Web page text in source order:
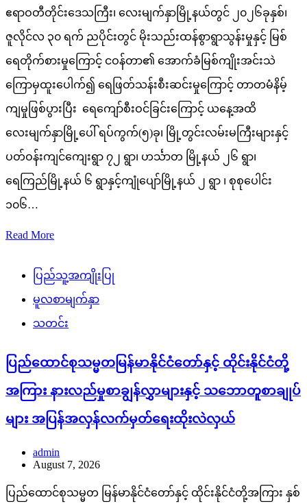
ဧရာဝတီတိုင်းဒေသကြီး၊ လေးမျက်နှာမြို့နယ်တွင် ၂၀၂၆ခုနှစ်၊
ဇူလိုင်လ ၃၀ ရက် ညပိုင်းတွင် မိုးသည်းထန်စွာရွာသွန်းမှုနှင့် မြစ်
ရေတိုက်စားမှုကြောင့် ငဝန်တာ၏ အောက်ခံမြစ်ကျိုးအင်းသဲ
ကြောမှထူးပေါက်၍ ရေဖြတ်သန်းစီးဆင်းမှုကြောင့် တာတမံနိမ့်
ကျမှုဖြစ်ပွားပြီး ရေကျော်စီးဝင်ခြင်းကြောင့် ယနေ့အထိ
လေးမျက်နှာမြို့ပေါ် ရပ်ကွက်(၅)ခု၊ မြို့တွင်းလမ်းမကြီးများနှင့်
ပတ်ဝန်းကျင်ကျေးရွာ ၇၂ ရွာ၊ ဟင်္သာတ မြို့နယ် ၂၆ ရွာ၊
ရေကြည်မြို့နယ် ၆ ရွာနှင့်ကျုံပျော်မြို့နယ် ၂ ရွာ ၊ စုစုပေါင်း
၁၀၆…
Read More
ပြည်သူ့အကျိုးပြု
မူလစာမျက်နှာ
သတင်း
ပြည်ထောင်စုသမ္မတမြန်မာနိုင်ငံတော်နှင့် ထိုင်းနိုင်ငံတို့
အကြား နားလည်မှုစာချွန်လွှာများနှင့် သဘောတူစာချုပ်
များ အပြန်အလှန်လက်မှတ်ရေးထိုးလဲလှယ်
admin
August 7, 2026
ပြည်ထောင်စုသမ္မတ မြန်မာနိုင်ငံတော်နှင့် ထိုင်းနိုင်ငံတို့အကြား နှစ်